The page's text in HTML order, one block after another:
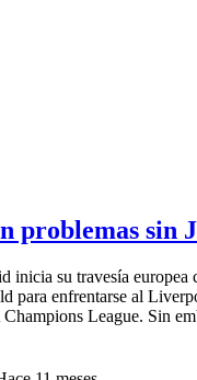
problemas sin
inicia su travesía europea
para enfrentarse al
League. Sin